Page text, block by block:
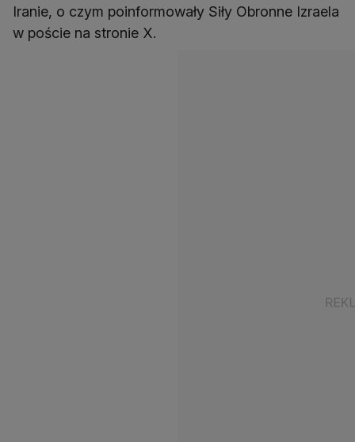
Iranie, o czym poinformowały Siły Obronne Izraela
w poście na stronie X.